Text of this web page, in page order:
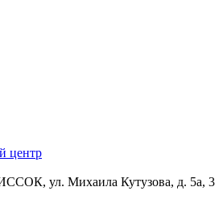
центр
ул. Михаила Кутузова, д. 5а, 3